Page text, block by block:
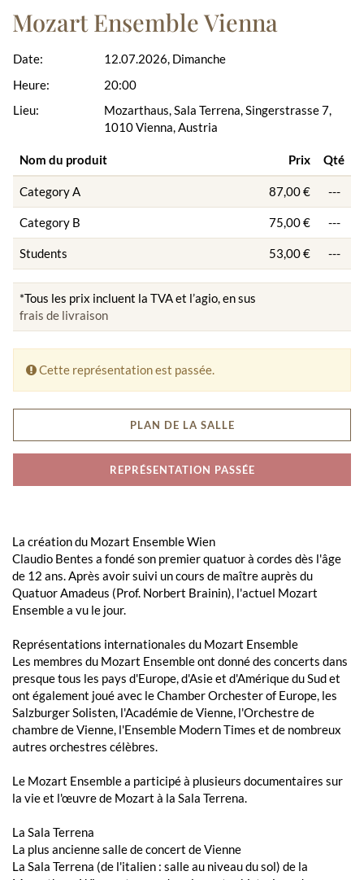
Mozart Ensemble Vienna
Date:
Heure:
Lieu:
12.07.2026, Dimanche
20:00
Mozarthaus, Sala Terrena, Singerstrasse 7,
1010 Vienna, Austria
Nom du produit Prix Qté
Category A 87,00 € ---
Category B 75,00 € ---
Students 53,00 € ---
*Tous les prix incluent la TVA et l’agio, en sus
frais de livraison
Cette représentation est passée.
PLAN DE LA SALLE
REPRÉSENTATION PASSÉE
La création du Mozart Ensemble Wien
Claudio Bentes a fondé son premier quatuor à cordes dès l'âge
de 12 ans. Après avoir suivi un cours de maître auprès du
Quatuor Amadeus (Prof. Norbert Brainin), l'actuel Mozart
Ensemble a vu le jour.
Représentations internationales du Mozart Ensemble
Les membres du Mozart Ensemble ont donné des concerts dans
presque tous les pays d'Europe, d'Asie et d'Amérique du Sud et
ont également joué avec le Chamber Orchester of Europe, les
Salzburger Solisten, l'Académie de Vienne, l'Orchestre de
chambre de Vienne, l'Ensemble Modern Times et de nombreux
autres orchestres célèbres.
Le Mozart Ensemble a participé à plusieurs documentaires sur
la vie et l'œuvre de Mozart à la Sala Terrena.
La Sala Terrena
La plus ancienne salle de concert de Vienne
La Sala Terrena (de l'italien : salle au niveau du sol) de la